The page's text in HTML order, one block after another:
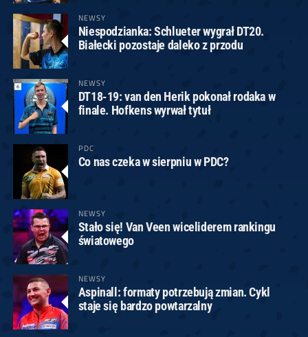
NEWSY
Niespodzianka: Schlueter wygrał DT20.
Białecki pozostaje daleko z przodu
NEWSY
DT18-19: van den Herik pokonał rodaka w
finale. Hofkens wyrwał tytuł
PDC
Co nas czeka w sierpniu w PDC?
NEWSY
Stało się! Van Veen wiceliderem rankingu
światowego
NEWSY
Aspinall: formaty potrzebują zmian. Cykl
staje się bardzo powtarzalny